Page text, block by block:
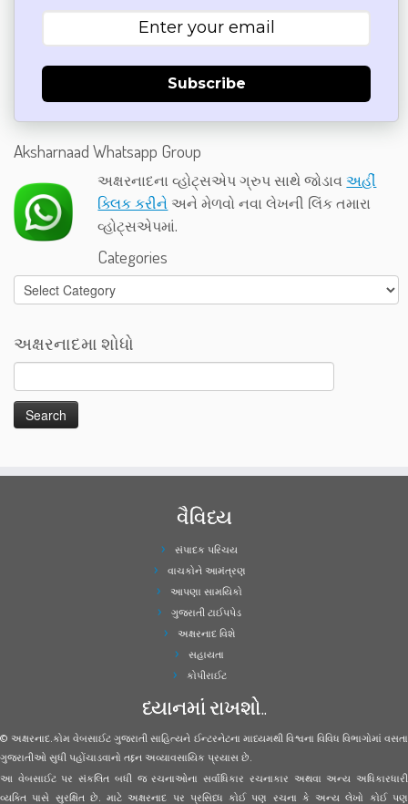
Subscribe
Aksharnaad Whatsapp Group
અક્ષરનાદના વ્હોટ્સએપ ગ્રુપ સાથે જોડાવઅહીં
ક્લિક કરીને અને મેળવો નવા લેખની લિંક તમારા
વ્હોટ્સએપમાં.
Categories
Categories
અક્ષરનાદમા શોધો
વૈવિધ્ય
સંપાદક પરિચય
વાચકોને આમંત્રણ
આપણા સામયિકો
ગુજરાતી ટાઈપપેડ
અક્ષરનાદ વિશે
સહાયતા
કોપીરાઈટ
ધ્યાનમાં રાખશો..
© અક્ષરનાદ.કોમ વેબસાઈટ ગુજરાતી સાહિત્યને ઈન્ટરનેટના માધ્યમથી વિશ્વના વિવિધ વિભાગોમાં વસતા
ગુજરાતીઓ સુધી પહોંચાડવાનો તદ્દન અવ્યાવસાયિક પ્રયાસ છે.
આ વેબસાઈટ પર સંકલિત બધી જ રચનાઓના સર્વાધિકાર રચનાકાર અથવા અન્ય અધિકારધારી
વ્યક્તિ પાસે સુરક્ષિત છે. માટે અક્ષરનાદ પર પ્રસિધ્ધ કોઈ પણ રચના કે અન્ય લેખો કોઈ પણ